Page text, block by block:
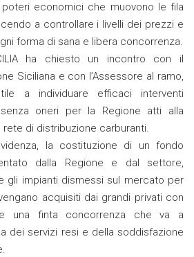
economici che muovono le fila
a controllare i livelli dei prezzi e
forma di sana e libera concorrenza.
ha chiesto un incontro con il
Siciliana e con l’Assessore al ramo,
a individuare efficaci interventi
oneri per la Regione atti alla
di distribuzione carburanti.
la costituzione di un fondo
dalla Regione e dal settore,
gli impianti dismessi sul mercato per
acquisiti dai grandi privati con
una finta concorrenza che va a
dei servizi resi e della soddisfazione